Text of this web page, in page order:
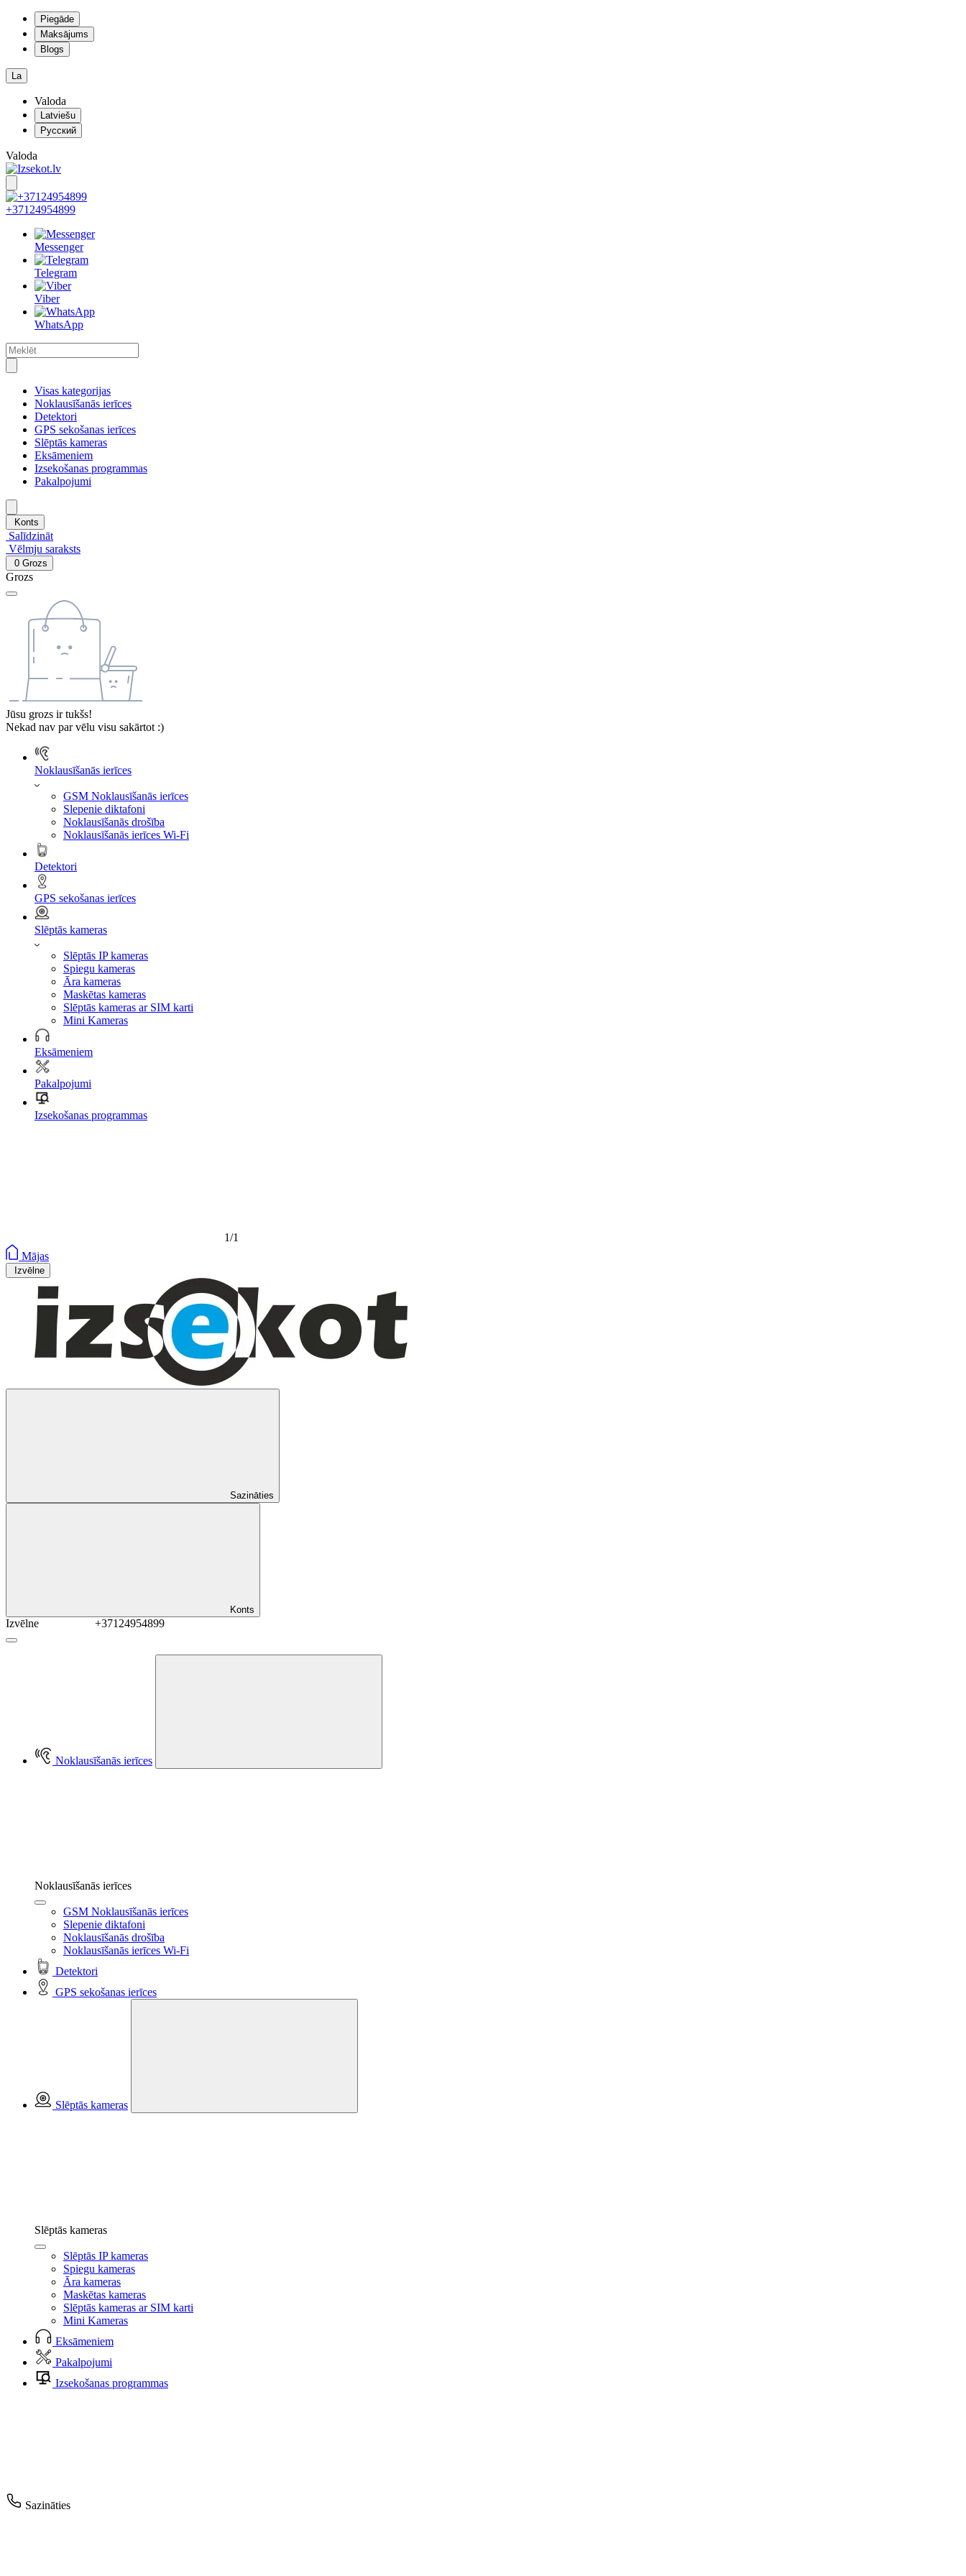
Piegāde
Maksājums
Blogs
La
Valoda
Latviešu
Русский
Valoda
+37124954899
Messenger
Telegram
Viber
WhatsApp
Visas kategorijas
Noklausīšanās ierīces
Detektori
GPS sekošanas ierīces
Slēptās kameras
Eksāmeniem
Izsekošanas programmas
Pakalpojumi
Konts
Salīdzināt
Vēlmju saraksts
0 Grozs
Grozs
Jūsu grozs ir tukšs!
Nekad nav par vēlu visu sakārtot :)
Noklausīšanās ierīces
GSM Noklausīšanās ierīces
Slepenie diktafoni
Noklausīšanās drošība
Noklausīšanās ierīces Wi-Fi
Detektori
GPS sekošanas ierīces
Slēptās kameras
Slēptās IP kameras
Spiegu kameras
Āra kameras
Maskētas kameras
Slēptās kameras ar SIM karti
Mini Kameras
Eksāmeniem
Pakalpojumi
Izsekošanas programmas
1/1
Mājas
Izvēlne
Sazināties
Konts
Izvēlne +37124954899
Noklausīšanās ierīces
Noklausīšanās ierīces
GSM Noklausīšanās ierīces
Slepenie diktafoni
Noklausīšanās drošība
Noklausīšanās ierīces Wi-Fi
Detektori
GPS sekošanas ierīces
Slēptās kameras
Slēptās kameras
Slēptās IP kameras
Spiegu kameras
Āra kameras
Maskētas kameras
Slēptās kameras ar SIM karti
Mini Kameras
Eksāmeniem
Pakalpojumi
Izsekošanas programmas
Sazināties